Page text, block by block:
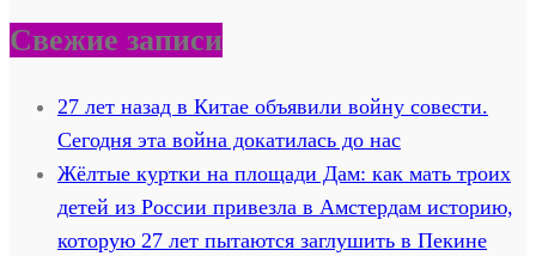
Свежие записи
27 лет назад в Китае объявили войну совести.
Сегодня эта война докатилась до нас
Жёлтые куртки на площади Дам: как мать троих
детей из России привезла в Амстердам историю,
которую 27 лет пытаются заглушить в Пекине